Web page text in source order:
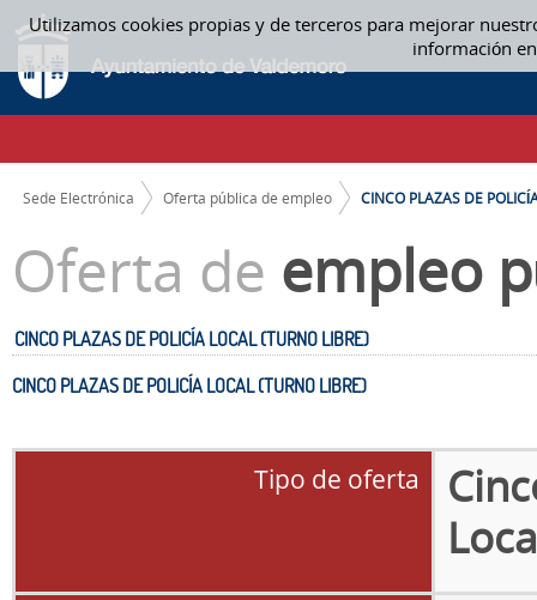
Utilizamos cookies propias y de terceros para mejorar
información
Saltar al contenido
CINCO PLAZAS DE POLICÍA LOCAL (TURNO LIBRE) - OFERTA PÚBLICA DE
CAMINO DE MIGAS
Sede Electrónica Oferta pública de empleo CINCO PLAZAS DE
Oferta de empleo
CINCO PLAZAS DE POLICÍA LOCAL (TURNO LIBRE)
CINCO PLAZAS DE POLICÍA LOCAL (TURNO LIBRE)
Tipo de oferta